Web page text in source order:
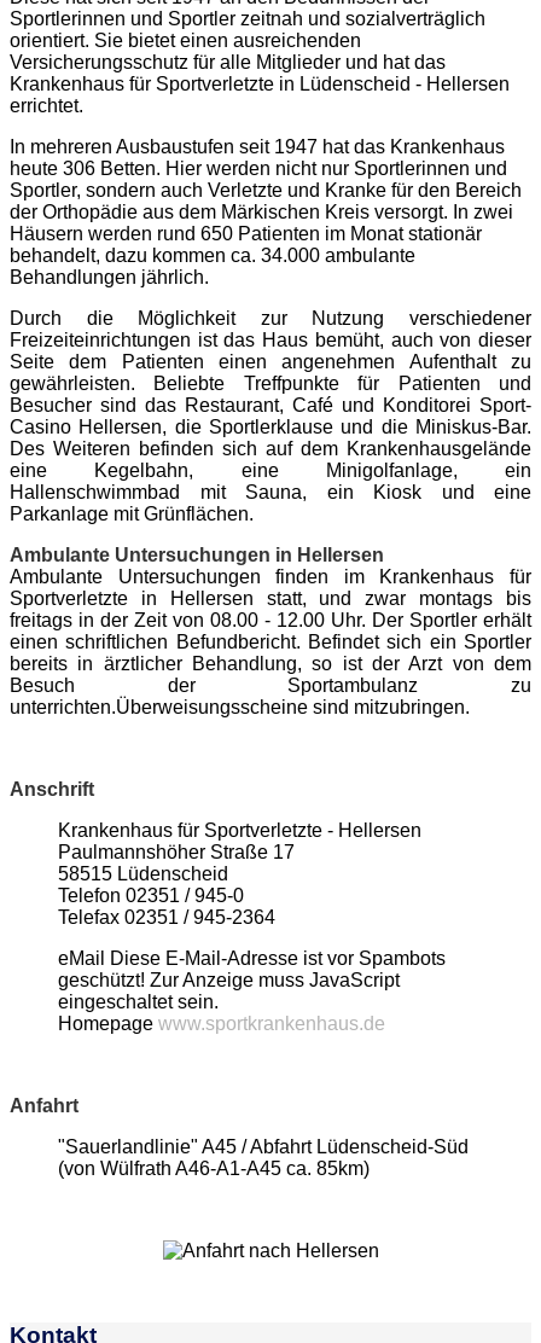
Sportlerinnen und Sportler zeitnah und sozialverträglich
orientiert. Sie bietet einen ausreichenden
Versicherungsschutz für alle Mitglieder und hat das
Krankenhaus für Sportverletzte in Lüdenscheid - Hellersen
errichtet.
In mehreren Ausbaustufen seit 1947 hat das Krankenhaus
heute 306 Betten. Hier werden nicht nur Sportlerinnen und
Sportler, sondern auch Verletzte und Kranke für den Bereich
der Orthopädie aus dem Märkischen Kreis versorgt. In zwei
Häusern werden rund 650 Patienten im Monat stationär
behandelt, dazu kommen ca. 34.000 ambulante
Behandlungen jährlich.
Durch die Möglichkeit zur Nutzung verschiedener
Freizeiteinrichtungen ist das Haus bemüht, auch von dieser
Seite dem Patienten einen angenehmen Aufenthalt zu
gewährleisten. Beliebte Treffpunkte für Patienten und
Besucher sind das Restaurant, Café und Konditorei Sport-
Casino Hellersen, die Sportlerklause und die Miniskus-Bar.
Des Weiteren befinden sich auf dem Krankenhausgelände
eine Kegelbahn, eine Minigolfanlage, ein
Hallenschwimmbad mit Sauna, ein Kiosk und eine
Parkanlage mit Grünflächen.
Ambulante Untersuchungen in Hellersen
Ambulante Untersuchungen finden im Krankenhaus für
Sportverletzte in Hellersen statt, und zwar montags bis
freitags in der Zeit von 08.00 - 12.00 Uhr. Der Sportler erhält
einen schriftlichen Befundbericht. Befindet sich ein Sportler
bereits in ärztlicher Behandlung, so ist der Arzt von dem
Besuch der Sportambulanz zu
unterrichten.Überweisungsscheine sind mitzubringen.
Anschrift
Krankenhaus für Sportverletzte - Hellersen
Paulmannshöher Straße 17
58515 Lüdenscheid
Telefon 02351 / 945-0
Telefax 02351 / 945-2364
eMail
Diese E-Mail-Adresse ist vor Spambots
geschützt! Zur Anzeige muss JavaScript
eingeschaltet sein.
Homepage www.sportkrankenhaus.de
Anfahrt
"Sauerlandlinie" A45 / Abfahrt Lüdenscheid-Süd
(von Wülfrath A46-A1-A45 ca. 85km)
Kontakt